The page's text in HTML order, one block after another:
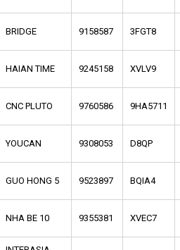
BRIDGE 9158587 3FGT8
HAIAN TIME 9245158 XVLV9
CNC PLUTO 9760586 9HA5711
YOUCAN 9308053 D8QP
GUO HONG 5 9523897 BQIA4
NHA BE 10 9355381 XVEC7